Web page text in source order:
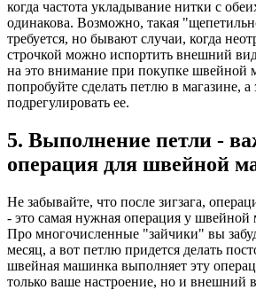
когда частота укладывание нитки с
одинакова. Возможно, такая
требуется, но бывают случаи, когда
строчкой можно испортить внешний
на это внимание при покупке швейной
попробуйте сделать петлю в магазине, а
подрегулировать ее.
5. Выполнение петли -
операция для швейной
Не забывайте, что после зигзага,
- это самая нужная операция у
Про многочисленные "зайчики" вы
месяц, а вот петлю придется делать
швейная машинка выполняет эту
только ваше настроение, но и внешний